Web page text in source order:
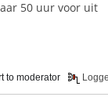
50 uur voor uit
to moderator